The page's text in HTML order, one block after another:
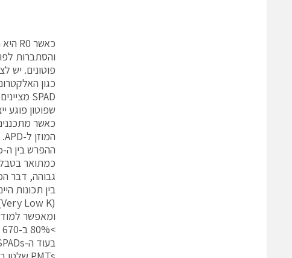
כגון
שפוטון פוגע
בין תכונות
>80% ב-670 ננו-מטר.